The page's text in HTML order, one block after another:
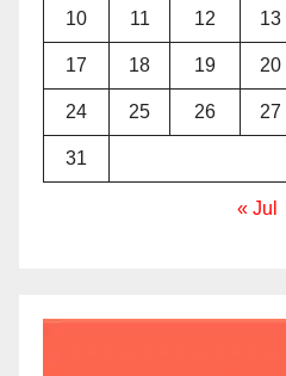
10 11 12 13
17 18 19 20
24 25 26 27
31
« Jul